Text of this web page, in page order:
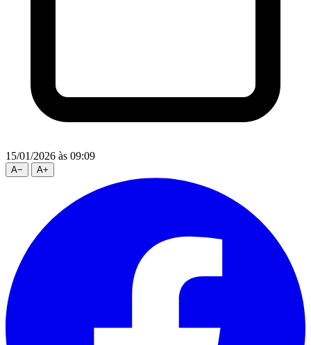
15/01/2026 às 09:09
A− A+